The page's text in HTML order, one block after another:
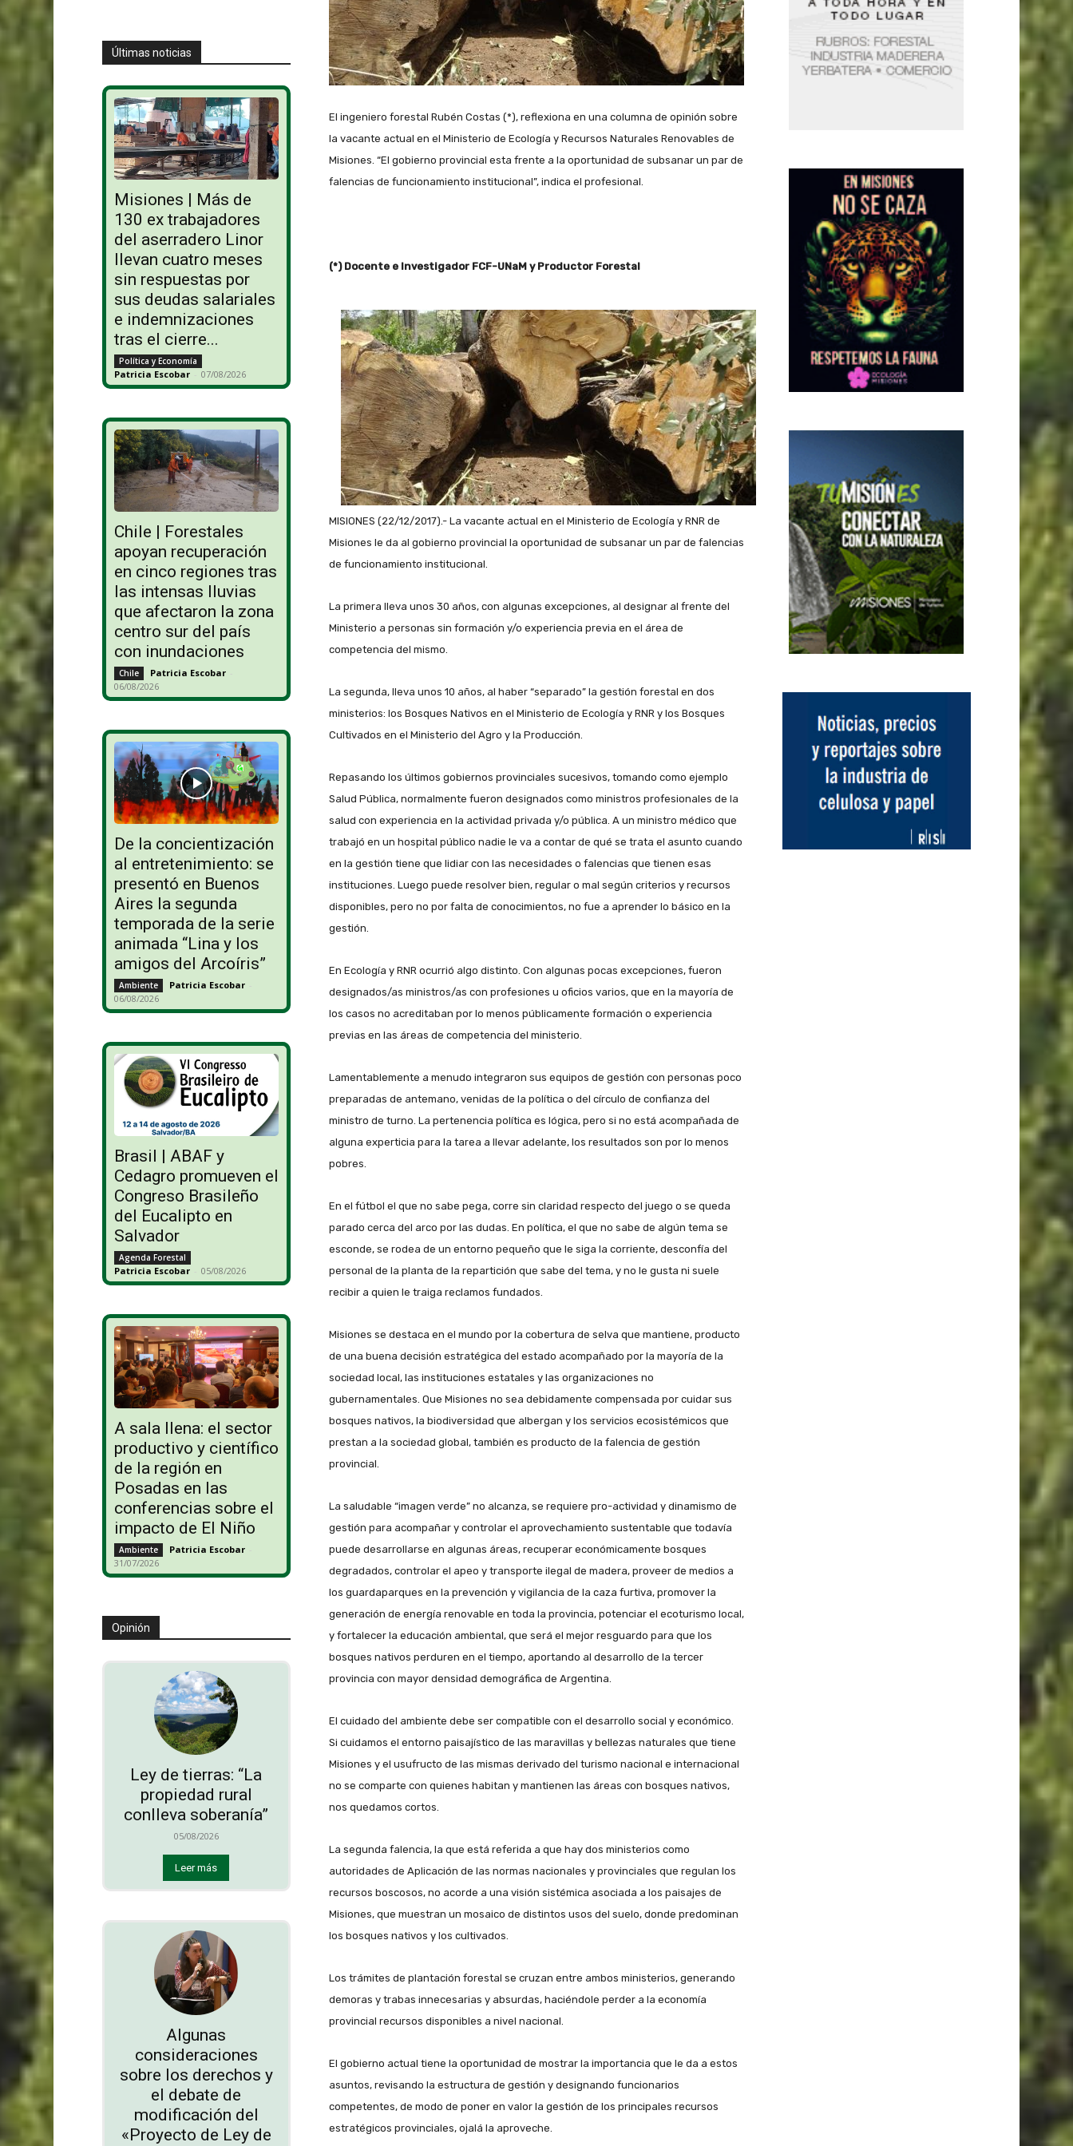
Últimas noticias
Misiones | Más de
130 ex trabajadores
del aserradero Linor
llevan cuatro meses
sin respuestas por
sus deudas salariales
e indemnizaciones
tras el cierre...
Política y Economía
Patricia Escobar - 07/08/2026
Chile | Forestales
apoyan recuperación
en cinco regiones tras
las intensas lluvias
que afectaron la zona
centro sur del país
con inundaciones
Chile Patricia Escobar -
06/08/2026
De la concientización
al entretenimiento: se
presentó en Buenos
Aires la segunda
temporada de la serie
animada “Lina y los
amigos del Arcoíris”
Ambiente Patricia Escobar -
06/08/2026
Brasil | ABAF y
Cedagro promueven el
Congreso Brasileño
del Eucalipto en
Salvador
Agenda Forestal
Patricia Escobar - 05/08/2026
A sala llena: el sector
productivo y científico
de la región en
Posadas en las
conferencias sobre el
impacto de El Niño
Ambiente Patricia Escobar -
31/07/2026
Opinión
Ley de tierras: “La
propiedad rural
conlleva soberanía”
05/08/2026
Leer más
Algunas
consideraciones
sobre los derechos y
el debate de
modificación del
«Proyecto de Ley de
El ingeniero forestal Rubén Costas (*), reflexiona en una columna de opinión sobre
la vacante actual en el Ministerio de Ecología y Recursos Naturales Renovables de
Misiones. “El gobierno provincial esta frente a la oportunidad de subsanar un par de
falencias de funcionamiento institucional”, indica el profesional.
(*) Docente e Investigador FCF-UNaM y Productor Forestal
MISIONES (22/12/2017).- La vacante actual en el Ministerio de Ecología y RNR de
Misiones le da al gobierno provincial la oportunidad de subsanar un par de falencias
de funcionamiento institucional.
La primera lleva unos 30 años, con algunas excepciones, al designar al frente del
Ministerio a personas sin formación y/o experiencia previa en el área de
competencia del mismo.
La segunda, lleva unos 10 años, al haber “separado” la gestión forestal en dos
ministerios: los Bosques Nativos en el Ministerio de Ecología y RNR y los Bosques
Cultivados en el Ministerio del Agro y la Producción.
Repasando los últimos gobiernos provinciales sucesivos, tomando como ejemplo
Salud Pública, normalmente fueron designados como ministros profesionales de la
salud con experiencia en la actividad privada y/o pública. A un ministro médico que
trabajó en un hospital público nadie le va a contar de qué se trata el asunto cuando
en la gestión tiene que lidiar con las necesidades o falencias que tienen esas
instituciones. Luego puede resolver bien, regular o mal según criterios y recursos
disponibles, pero no por falta de conocimientos, no fue a aprender lo básico en la
gestión.
En Ecología y RNR ocurrió algo distinto. Con algunas pocas excepciones, fueron
designados/as ministros/as con profesiones u oficios varios, que en la mayoría de
los casos no acreditaban por lo menos públicamente formación o experiencia
previas en las áreas de competencia del ministerio.
Lamentablemente a menudo integraron sus equipos de gestión con personas poco
preparadas de antemano, venidas de la política o del círculo de confianza del
ministro de turno. La pertenencia política es lógica, pero si no está acompañada de
alguna experticia para la tarea a llevar adelante, los resultados son por lo menos
pobres.
En el fútbol el que no sabe pega, corre sin claridad respecto del juego o se queda
parado cerca del arco por las dudas. En política, el que no sabe de algún tema se
esconde, se rodea de un entorno pequeño que le siga la corriente, desconfía del
personal de la planta de la repartición que sabe del tema, y no le gusta ni suele
recibir a quien le traiga reclamos fundados.
Misiones se destaca en el mundo por la cobertura de selva que mantiene, producto
de una buena decisión estratégica del estado acompañado por la mayoría de la
sociedad local, las instituciones estatales y las organizaciones no
gubernamentales. Que Misiones no sea debidamente compensada por cuidar sus
bosques nativos, la biodiversidad que albergan y los servicios ecosistémicos que
prestan a la sociedad global, también es producto de la falencia de gestión
provincial.
La saludable “imagen verde” no alcanza, se requiere pro-actividad y dinamismo de
gestión para acompañar y controlar el aprovechamiento sustentable que todavía
puede desarrollarse en algunas áreas, recuperar económicamente bosques
degradados, controlar el apeo y transporte ilegal de madera, proveer de medios a
los guardaparques en la prevención y vigilancia de la caza furtiva, promover la
generación de energía renovable en toda la provincia, potenciar el ecoturismo local,
y fortalecer la educación ambiental, que será el mejor resguardo para que los
bosques nativos perduren en el tiempo, aportando al desarrollo de la tercer
provincia con mayor densidad demográfica de Argentina.
El cuidado del ambiente debe ser compatible con el desarrollo social y económico.
Si cuidamos el entorno paisajístico de las maravillas y bellezas naturales que tiene
Misiones y el usufructo de las mismas derivado del turismo nacional e internacional
no se comparte con quienes habitan y mantienen las áreas con bosques nativos,
nos quedamos cortos.
La segunda falencia, la que está referida a que hay dos ministerios como
autoridades de Aplicación de las normas nacionales y provinciales que regulan los
recursos boscosos, no acorde a una visión sistémica asociada a los paisajes de
Misiones, que muestran un mosaico de distintos usos del suelo, donde predominan
los bosques nativos y los cultivados.
Los trámites de plantación forestal se cruzan entre ambos ministerios, generando
demoras y trabas innecesarias y absurdas, haciéndole perder a la economía
provincial recursos disponibles a nivel nacional.
El gobierno actual tiene la oportunidad de mostrar la importancia que le da a estos
asuntos, revisando la estructura de gestión y designando funcionarios
competentes, de modo de poner en valor la gestión de los principales recursos
estratégicos provinciales, ojalá la aproveche.